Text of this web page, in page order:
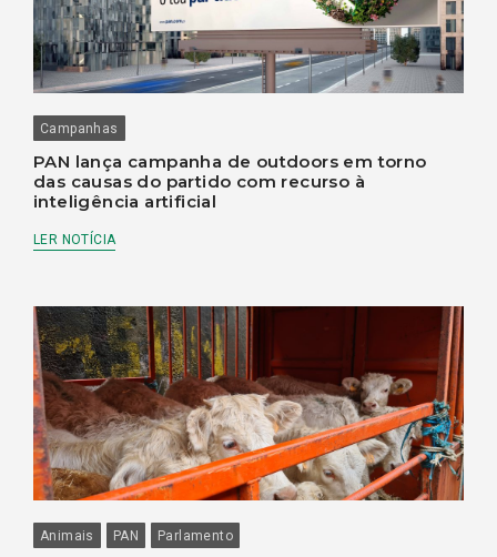
Campanhas
PAN lança campanha de outdoors em torno
das causas do partido com recurso à
inteligência artificial
LER NOTÍCIA
Animais PAN Parlamento